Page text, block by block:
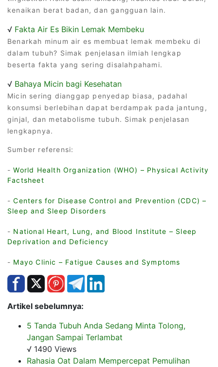
kenaikan berat badan, dan gangguan lain.
√ Fakta Air Es Bikin Lemak Membeku
Benarkah minum air es membuat lemak membeku di
dalam tubuh? Simak penjelasan ilmiah lengkap
beserta fakta yang sering disalahpahami.
√ Bahaya Micin bagi Kesehatan
Micin sering dianggap penyedap biasa, padahal
konsumsi berlebihan dapat berdampak pada jantung,
ginjal, dan metabolisme tubuh. Simak penjelasan
lengkapnya.
Sumber referensi:
-World Health Organization (WHO) – Physical Activity
Factsheet
-Centers for Disease Control and Prevention (CDC) –
Sleep and Sleep Disorders
- National Heart, Lung, and Blood Institute – Sleep
Deprivation and Deficiency
- Mayo Clinic – Fatigue Causes and Symptoms
Artikel sebelumnya:
5 Tanda Tubuh Anda Sedang Minta Tolong,
Jangan Sampai Terlambat
√ 1490 Views
Rahasia Oat Dalam Mempercepat Pemulihan